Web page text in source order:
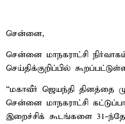
சென்னை,
சென்னை மாநகராட்சி
செய்திக்குறிப்பில்
“மகாவீர் ஜெயந்தி தினத்தை
சென்னை மாநகராட்சி
இறைச்சிக் கூடங்களை 31-